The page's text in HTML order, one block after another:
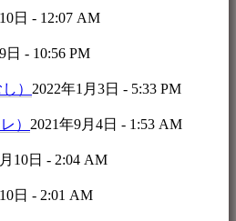
日 - 12:07 AM
日 - 10:56 PM
） 2022年1月3日 - 5:33 PM
） 2021年9月4日 - 1:53 AM
10日 - 2:04 AM
日 - 2:01 AM